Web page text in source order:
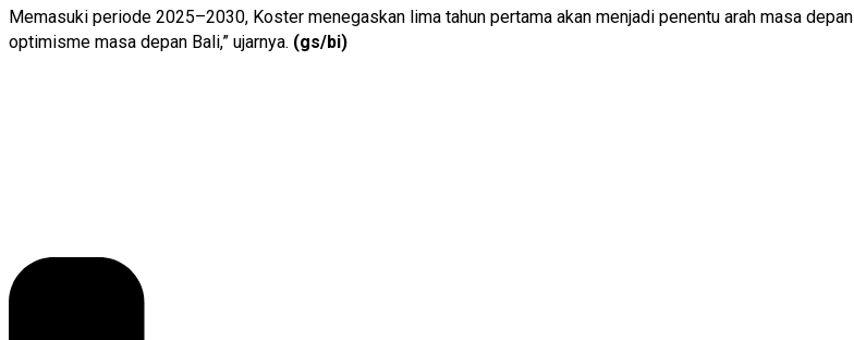
Memasuki periode 2025–2030, Koster menegaskan lima tahun pertama akan menjadi penentu arah masa
optimisme masa depan Bali,” ujarnya. (gs/bi)